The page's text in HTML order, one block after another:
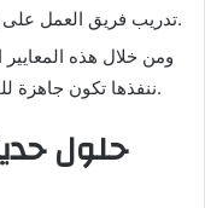
تدريب فريق العمل على إجراءات السلامة المهنية بشكل دوري.
ومن خلال هذه
ننفذها تكون جاهزة للتشغيل الآمن والفعّال فور الانتهاء منها.
حلول